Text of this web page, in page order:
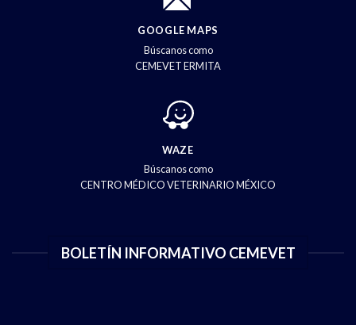
GOOGLE MAPS
Búscanos como
CEMEVET ERMITA
WAZE
Búscanos como
CENTRO MÉDICO VETERINARIO MÉXICO
BOLETÍN INFORMATIVO CEMEVET